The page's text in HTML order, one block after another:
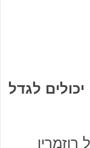
יכולים לגדל